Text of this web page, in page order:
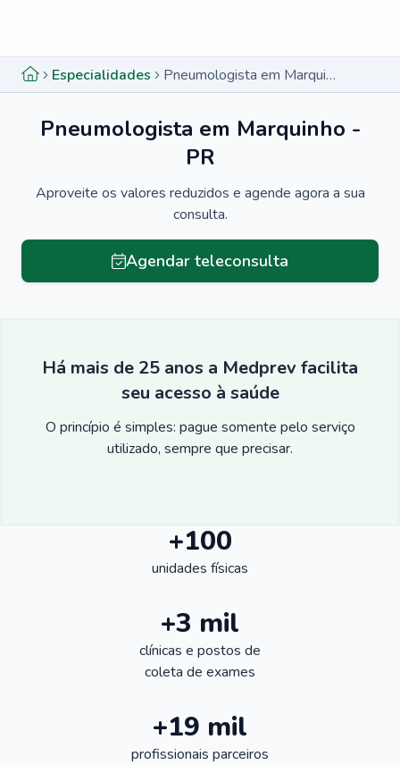
Especialidades Pneumologista em Marquinho - PR
Pneumologista em Marquinho -
PR
Aproveite os valores reduzidos e agende agora a sua
consulta.
Agendar teleconsulta
Há mais de 25 anos a Medprev facilita
seu acesso à saúde
O princípio é simples: pague somente pelo serviço
utilizado, sempre que precisar.
+100
unidades físicas
+3 mil
clínicas e postos de
coleta de exames
+19 mil
profissionais parceiros